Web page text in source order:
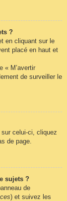
?
en cliquant sur le
placé en haut et
« M’avertir
de surveiller le
celui-ci, cliquez
de page.
sujets ?
de
) et suivez les